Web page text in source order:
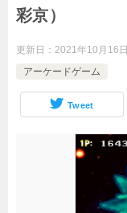
彩京）
更新日： 2021年10月16日
アーケードゲーム
Tweet